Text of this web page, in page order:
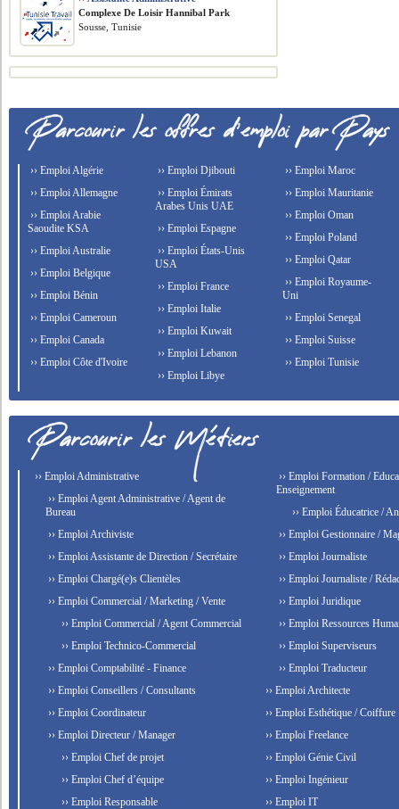
Complexe De Loisir Hannibal Park
Sousse, Tunisie
›› Emploi Algérie
›› Emploi Allemagne
›› Emploi Arabie
Saoudite KSA
›› Emploi Australie
›› Emploi Belgique
›› Emploi Bénin
›› Emploi Cameroun
›› Emploi Canada
›› Emploi Côte d'Ivoire
›› Emploi Djibouti
›› Emploi Émirats
Arabes Unis UAE
›› Emploi Espagne
›› Emploi États-Unis
USA
›› Emploi France
›› Emploi Italie
›› Emploi Kuwait
›› Emploi Lebanon
›› Emploi Libye
›› Emploi Maroc
›› Emploi Mauritanie
›› Emploi Oman
›› Emploi Poland
›› Emploi Qatar
›› Emploi Royaume-
Uni
›› Emploi Senegal
›› Emploi Suisse
›› Emploi Tunisie
›› Emploi Administrative
›› Emploi Agent Administrative / Agent de
Bureau
›› Emploi Archiviste
›› Emploi Assistante de Direction / Secrétaire
›› Emploi Chargé(e)s Clientèles
›› Emploi Commercial / Marketing / Vente
›› Emploi Commercial / Agent Commercial
›› Emploi Technico-Commercial
›› Emploi Comptabilité - Finance
›› Emploi Conseillers / Consultants
›› Emploi Coordinateur
›› Emploi Directeur / Manager
›› Emploi Chef de projet
›› Emploi Chef d’équipe
›› Emploi Responsable
›› Emploi Formation /
Enseignement
›› Emploi Éducatrice /
›› Emploi Gestionnaire /
›› Emploi Journaliste
›› Emploi Journaliste /
›› Emploi Juridique
›› Emploi Ressources
›› Emploi Superviseurs
›› Emploi Traducteur
›› Emploi Architecte
›› Emploi Esthétique / Coiffure
›› Emploi Freelance
›› Emploi Génie Civil
›› Emploi Ingénieur
›› Emploi IT